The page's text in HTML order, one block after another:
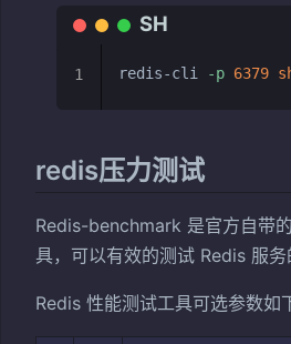
redis-cli -p 6379
1
redis压力测试
Redis-benchmark 是官方自带
具，可以有效的测试 Redis 服务
Redis 性能测试工具可选参数如